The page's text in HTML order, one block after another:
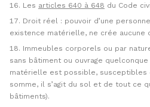
Les articles 640 à 648 du Code
Droit réel : pouvoir d’une
existence matérielle, ne crée aucune
Immeubles corporels ou par
sans bâtiment ou ouvrage
matérielle est possible, susceptibles
somme, il s’agit du sol et de tout ce
bâtiments).